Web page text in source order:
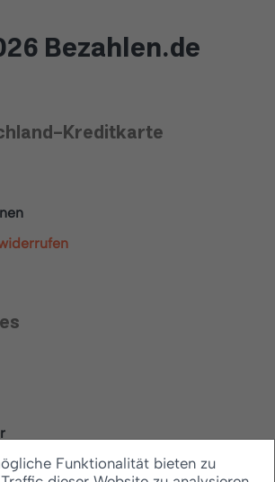
Bezahlen.de
Kreditkarte
Funktionalität bieten zu